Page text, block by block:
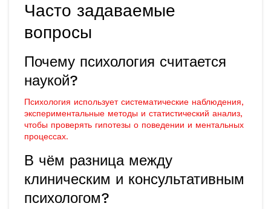
Часто задаваемые
вопросы
Почему психология считается
наукой?
Психология использует систематические наблюдения,
экспериментальные методы и статистический анализ,
чтобы проверять гипотезы о поведении и ментальных
процессах.
В чём разница между
клиническим и консультативным
психологом?